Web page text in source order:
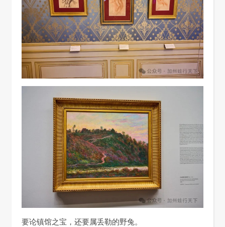
要论镇馆之宝，还要属丢勒的野兔。